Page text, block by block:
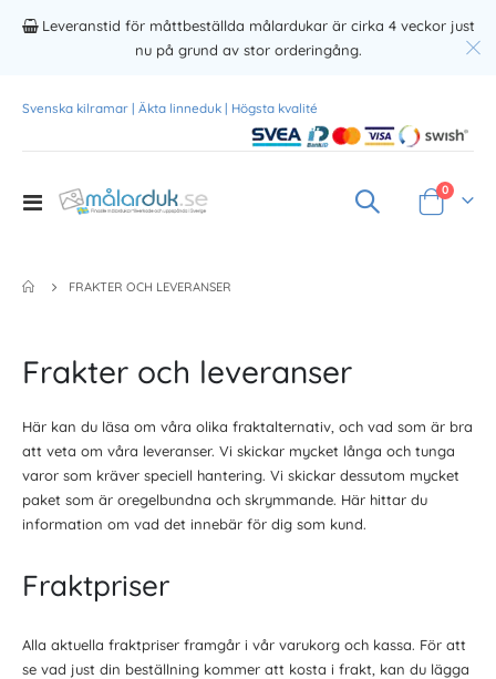
Leveranstid för måttbeställda målardukar är cirka 4 veckor just
nu på grund av stor orderingång.
Svenska kilramar | Äkta linneduk | Högsta kvalité
Toggle
Varukorg
0
FRAKTER OCH LEVERANSER
Frakter och leveranser
Här kan du läsa om våra olika fraktalternativ, och vad som är bra
att veta om våra leveranser. Vi skickar mycket långa och tunga
varor som kräver speciell hantering. Vi skickar dessutom mycket
paket som är oregelbundna och skrymmande. Här hittar du
information om vad det innebär för dig som kund.
Fraktpriser
Alla aktuella fraktpriser framgår i vår varukorg och kassa. För att
se vad just din beställning kommer att kosta i frakt, kan du lägga